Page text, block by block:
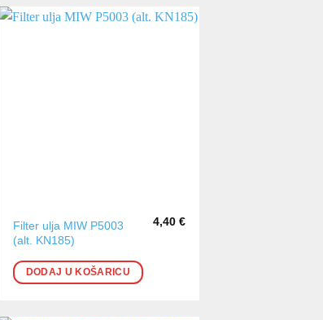
Filter ulja MIW P5003
(alt. KN185)
4,40 €
DODAJ U KOŠARICU